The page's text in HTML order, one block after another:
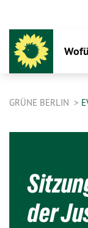
GRÜNE BERLIN
der